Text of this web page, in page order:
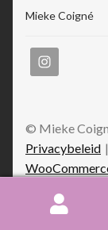
Mieke Coigné
© Mieke
Privacybeleid